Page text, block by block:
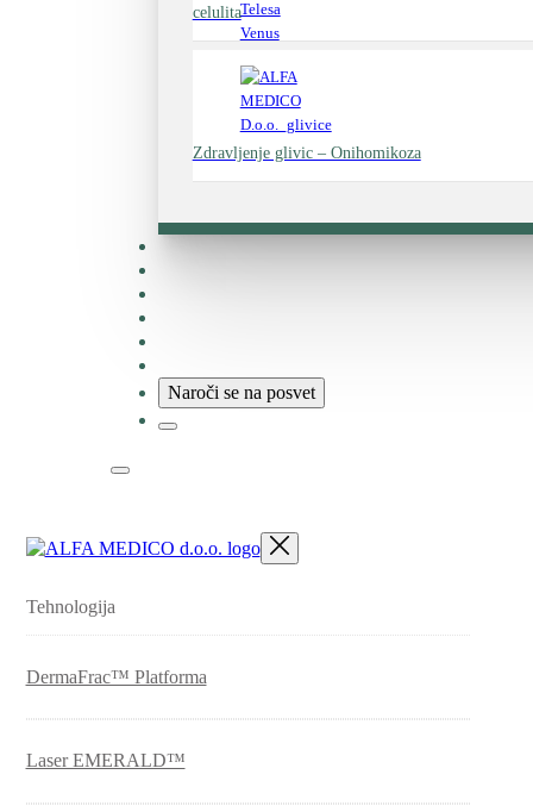
celulita
Zdravljenje glivic – Onihomikoza
Naroči se na posvet
Tehnologija
DermaFrac™ Platforma
Laser EMERALD™